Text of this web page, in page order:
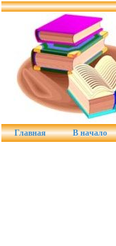
Главная В начало